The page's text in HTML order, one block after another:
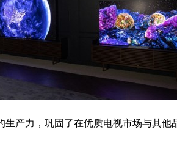
产力，巩固了在优质电视市场与其他